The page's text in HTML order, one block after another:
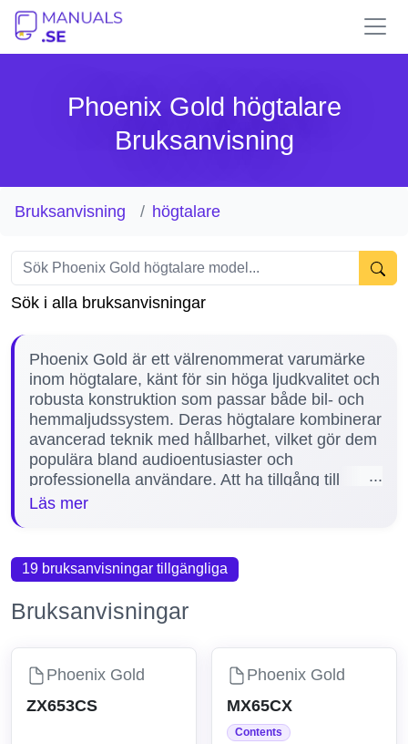
Phoenix Gold högtalare
Bruksanvisning
Bruksanvisning högtalare
Sök i alla bruksanvisningar
Phoenix Gold är ett välrenommerat varumärke
inom högtalare, känt för sin höga ljudkvalitet och
robusta konstruktion som passar både bil- och
hemmaljudssystem. Deras högtalare kombinerar
avancerad teknik med hållbarhet, vilket gör dem
populära bland audioentusiaster och
professionella användare. Att ha tillgång till
detaljerade manualer är avgörande för att
erbjuder vi tre manualer för Phoenix Gold
högtalare, inklusive modellerna ZP65, ZPX84
och ZPRO654, för att hjälpa dig få ut det mesta
av din utrustning.
Läs mer
19 bruksanvisningar tillgängliga
Bruksanvisningar
Phoenix Gold
ZX653CS
Phoenix Gold
MX65CX
Contents